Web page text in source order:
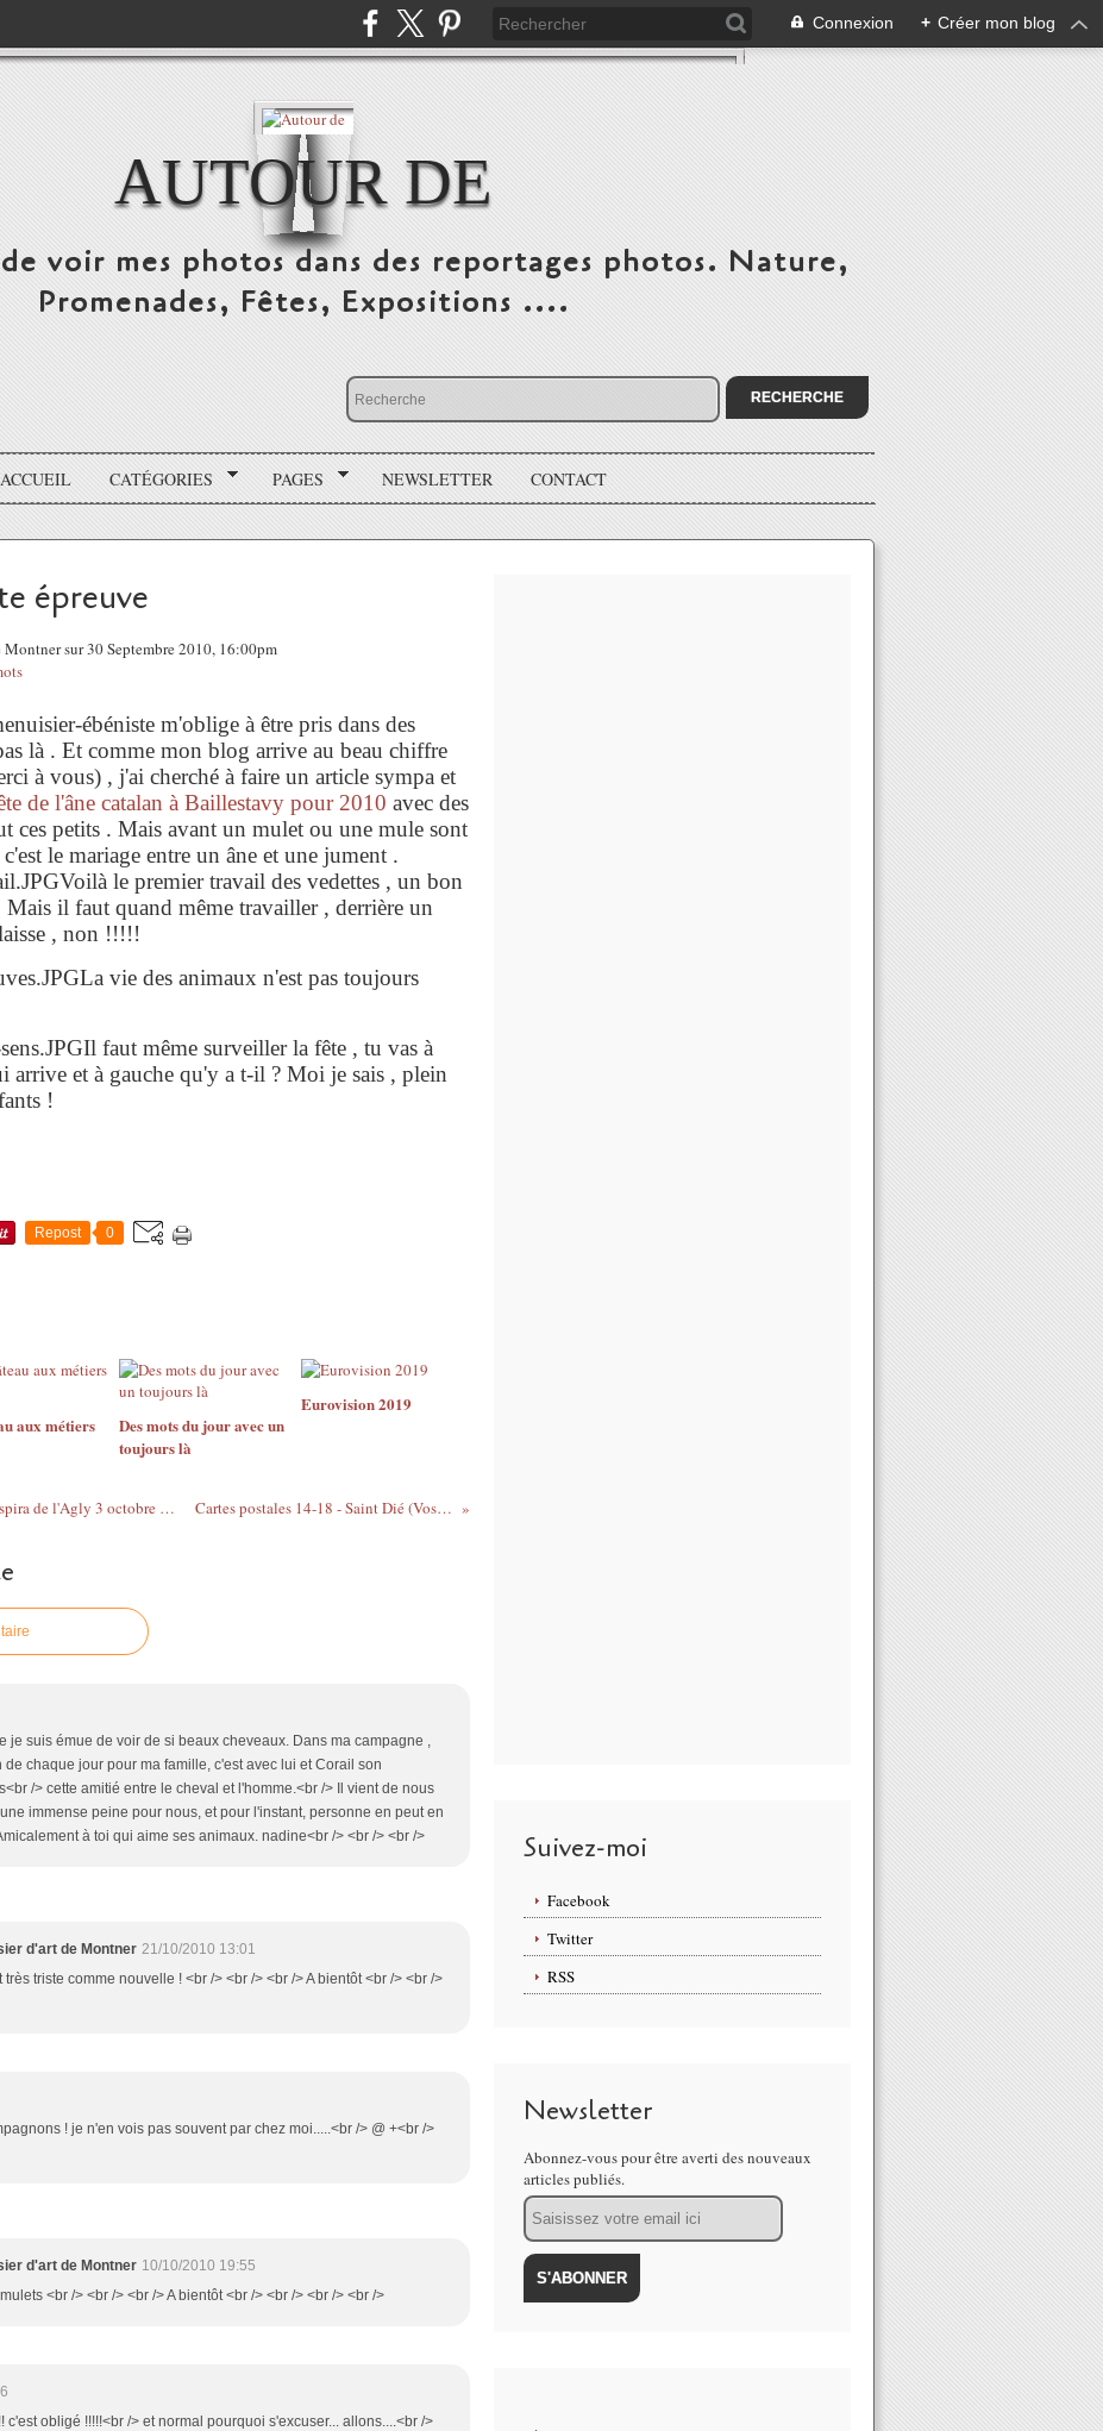
Connexion + Créer mon blog
AUTOUR DE
de voir mes photos dans des reportages photos. Nature,
Promenades, Fêtes, Expositions ....
ACCUEIL CATÉGORIES PAGES NEWSLETTER CONTACT
épreuve
sur 30 Septembre 2010, 16:00pm
ébéniste m'oblige à être pris dans des
là . Et comme mon blog arrive au beau chiffre
à vous) , j'ai cherché à faire un article sympa et
de l'âne catalan à Baillestavy pour 2010 avec des
ces petits . Mais avant un mulet ou une mule sont
le mariage entre un âne et une jument .
Voilà le premier travail des vedettes , un bon
Mais il faut quand même travailler , derrière un
, non !!!!!
La vie des animaux n'est pas toujours
Il faut même surveiller la fête , tu vas à
arrive et à gauche qu'y a t-il ? Moi je sais , plein
!
Repost 0
aux métiers
Des mots du jour avec un
toujours là
Eurovision 2019
A vos agendas : Fête de la figue à Espira de l'Agly 3 octobre 2010 Cartes postales 14-18 - Saint Dié (Vosges)
je suis émue de voir de si beaux cheveaux. Dans ma campagne ,
de chaque jour pour ma famille, c'est avec lui et Corail son
/> cette amitié entre le cheval et l'homme.<br /> Il vient de nous
immense peine pour nous, et pour l'instant, personne en peut en
à toi qui aime ses animaux. nadine<br /> <br /> <br />
d'art de Montner 21/10/2010 13:01
très triste comme nouvelle ! <br /> <br /> <br /> A bientôt <br /> <br />
! je n'en vois pas souvent par chez moi.....<br /> @ +<br />
d'art de Montner 10/10/2010 19:55
<br /> <br /> <br /> A bientôt <br /> <br /> <br /> <br />
c'est obligé !!!!!<br /> et normal pourquoi s'excuser... allons....<br />
Suivez-moi
Facebook
Twitter
RSS
Newsletter
Abonnez-vous pour être averti des nouveaux
articles publiés.
Email